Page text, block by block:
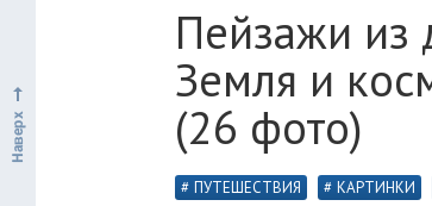
Пейзажи из
Земля и
(26 фото)
ПУТЕШЕСТВИЯ КАРТИНКИ